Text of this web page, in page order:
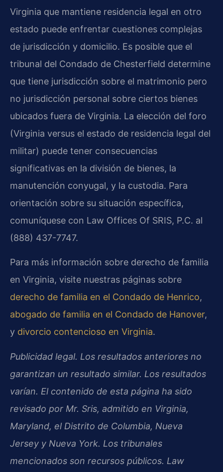
Virginia que mantiene residencia legal en otro
estado puede enfrentar cuestiones complejas
de jurisdicción y domicilio. Es posible que el
tribunal del Condado de Chesterfield determine
que tiene jurisdicción sobre el matrimonio pero
no jurisdicción personal sobre ciertos bienes
ubicados fuera de Virginia. La elección del foro
(Virginia versus el estado de residencia legal del
militar) puede tener consecuencias
significativas en la división de bienes, la
manutención conyugal, y la custodia. Para
orientación sobre su situación específica,
comuníquese con Law Offices Of SRIS, P.C. al
(888) 437-7747.
Para más información sobre derecho de familia
en Virginia, visite nuestras páginas sobre
derecho de familia en el Condado de Henrico,
abogado de familia en el Condado de Hanover,
y divorcio contencioso en Virginia.
Publicidad legal. Los resultados anteriores no
garantizan un resultado similar. Los resultados
varían. El contenido de esta página ha sido
revisado por Mr. Sris, admitido en Virginia,
Maryland, el Distrito de Columbia, Nueva
Jersey y Nueva York. Los tribunales
mencionados son recursos públicos. Law